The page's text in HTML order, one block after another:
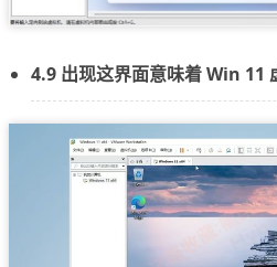
4.9 出现这界面意味着 Win 11